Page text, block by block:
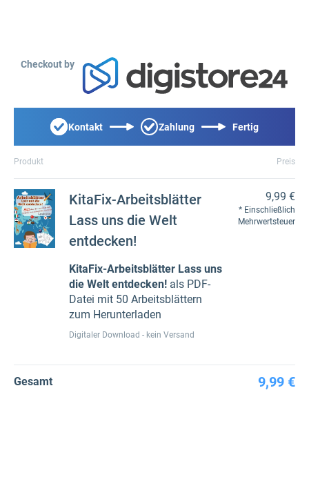
Checkout by
Kontakt Zahlung Fertig
Produkt Preis
KitaFix-Arbeitsblätter
Lass uns die Welt
entdecken!
KitaFix-Arbeitsblätter Lass uns
die Welt entdecken! als PDF-
Datei mit 50 Arbeitsblättern
zum Herunterladen
Digitaler Download - kein Versand
9,99 €
Einschließlich
Mehrwertsteuer
Gesamt 9,99 €